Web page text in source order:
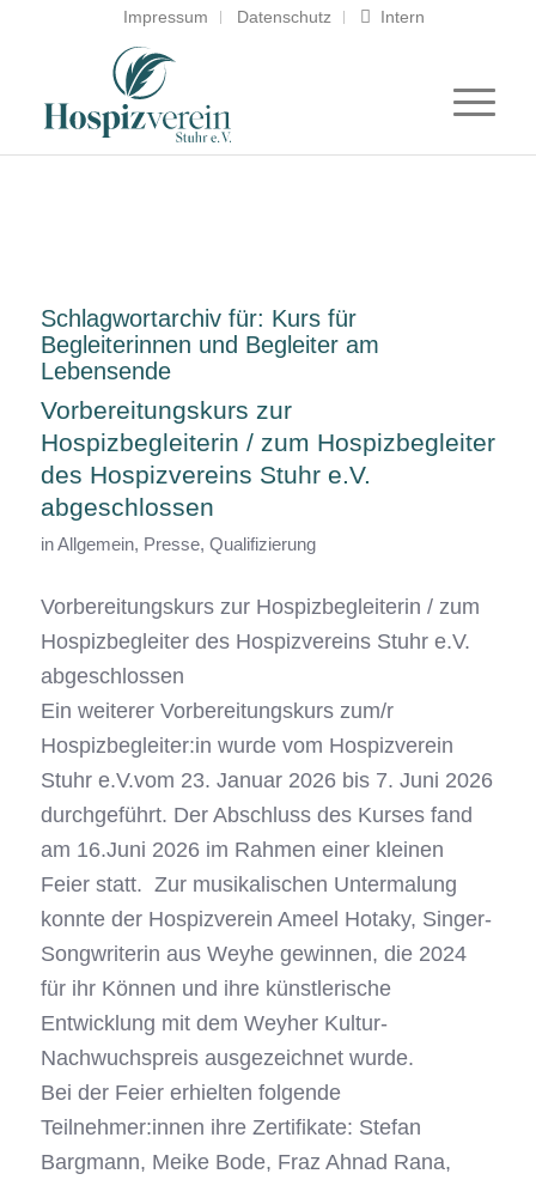
Impressum Datenschutz Intern
Schlagwortarchiv für: Kurs für
Begleiterinnen und Begleiter am
Lebensende
Vorbereitungskurs zur
Hospizbegleiterin / zum Hospizbegleiter
des Hospizvereins Stuhr e.V.
abgeschlossen
inAllgemein, Presse, Qualifizierung
Vorbereitungskurs zur Hospizbegleiterin / zum
Hospizbegleiter des Hospizvereins Stuhr e.V.
abgeschlossen
Ein weiterer Vorbereitungskurs zum/r
Hospizbegleiter:in wurde vom Hospizverein
Stuhr e.V.vom 23. Januar 2026 bis 7. Juni 2026
durchgeführt. Der Abschluss des Kurses fand
am 16.Juni 2026 im Rahmen einer kleinen
Feier statt. Zur musikalischen Untermalung
konnte der Hospizverein Ameel Hotaky, Singer-
Songwriterin aus Weyhe gewinnen, die 2024
für ihr Können und ihre künstlerische
Entwicklung mit dem Weyher Kultur-
Nachwuchspreis ausgezeichnet wurde.
Bei der Feier erhielten folgende
Teilnehmer:innen ihre Zertifikate: Stefan
Bargmann, Meike Bode, Fraz Ahnad Rana,